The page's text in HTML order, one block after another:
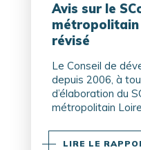
Avis sur le
métropolitain
révisé
Le Conseil de
depuis 2006, à
d’élaboration du
métropolitain
LIRE LE